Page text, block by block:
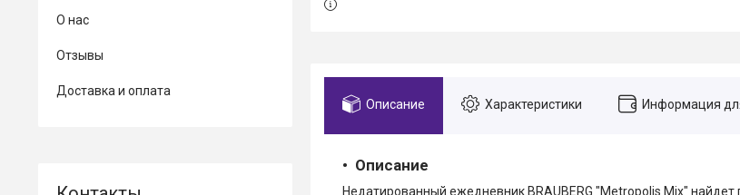
Описание Характеристики Информация
Описание
Недатированный ежедневник BRAUBERG "Metropolis Mix" найдет
О нас
Отзывы
Доставка и оплата